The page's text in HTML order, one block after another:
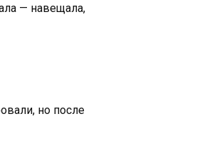
— навещала,
но после